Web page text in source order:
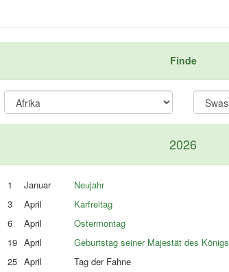
Finde
2026
1 Januar
Neujahr
3
April
Karfreitag
6
April
Ostermontag
19 April
Geburtstag seiner Majestät des Königs
25 April
Tag der Fahne